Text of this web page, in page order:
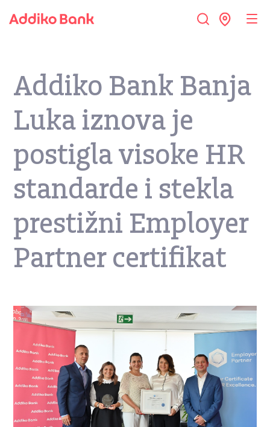
Addiko Bank Banja
Luka iznova je
postigla visoke HR
standarde i stekla
prestižni Employer
Partner certifikat